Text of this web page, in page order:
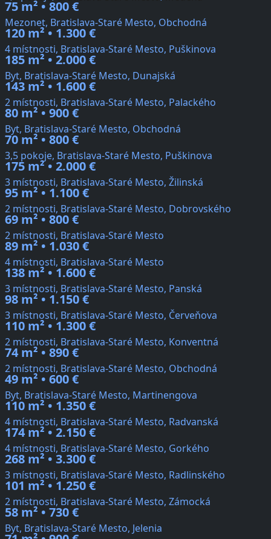
75 m² • 800 €
Mezonet, Bratislava-Staré Mesto, Obchodná
120 m² • 1.300 €
4 místnosti, Bratislava-Staré Mesto, Puškinova
185 m² • 2.000 €
Byt, Bratislava-Staré Mesto, Dunajská
143 m² • 1.600 €
2 místnosti, Bratislava-Staré Mesto, Palackého
80 m² • 900 €
Byt, Bratislava-Staré Mesto, Obchodná
70 m² • 800 €
3,5 pokoje, Bratislava-Staré Mesto, Puškinova
175 m² • 2.000 €
3 místnosti, Bratislava-Staré Mesto, Žilinská
95 m² • 1.100 €
2 místnosti, Bratislava-Staré Mesto, Dobrovského
69 m² • 800 €
2 místnosti, Bratislava-Staré Mesto
89 m² • 1.030 €
4 místnosti, Bratislava-Staré Mesto
138 m² • 1.600 €
3 místnosti, Bratislava-Staré Mesto, Panská
98 m² • 1.150 €
3 místnosti, Bratislava-Staré Mesto, Červeňova
110 m² • 1.300 €
2 místnosti, Bratislava-Staré Mesto, Konventná
74 m² • 890 €
2 místnosti, Bratislava-Staré Mesto, Obchodná
49 m² • 600 €
Byt, Bratislava-Staré Mesto, Martinengova
110 m² • 1.350 €
4 místnosti, Bratislava-Staré Mesto, Radvanská
174 m² • 2.150 €
4 místnosti, Bratislava-Staré Mesto, Gorkého
268 m² • 3.300 €
3 místnosti, Bratislava-Staré Mesto, Radlinského
101 m² • 1.250 €
2 místnosti, Bratislava-Staré Mesto, Zámocká
58 m² • 730 €
Byt, Bratislava-Staré Mesto, Jelenia